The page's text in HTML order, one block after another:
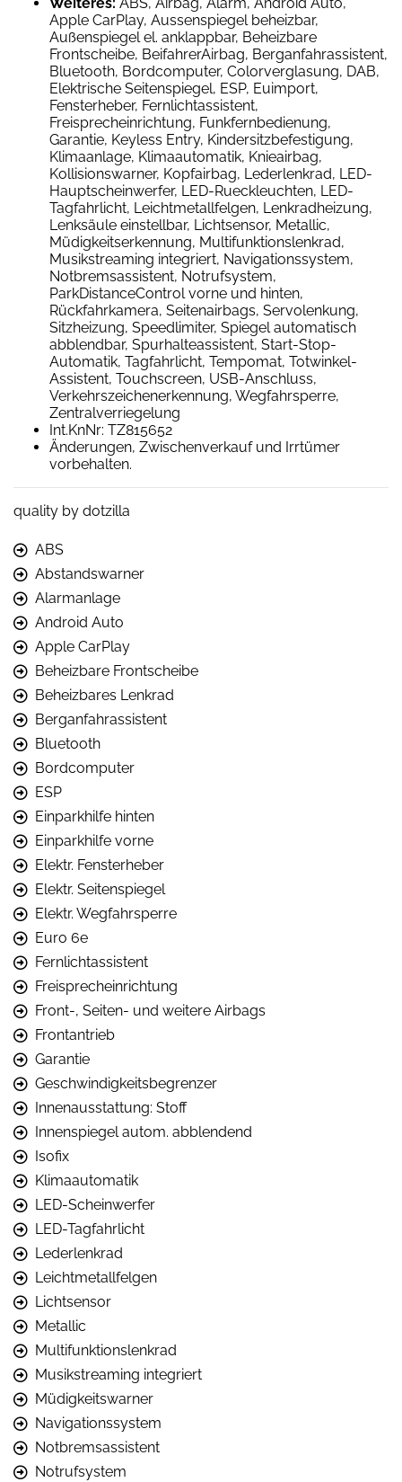
Apple CarPlay, Aussenspiegel beheizbar,
Außenspiegel el. anklappbar, Beheizbare
Frontscheibe, BeifahrerAirbag, Berganfahrassistent,
Bluetooth, Bordcomputer, Colorverglasung, DAB,
Elektrische Seitenspiegel, ESP, Euimport,
Fensterheber, Fernlichtassistent,
Freisprecheinrichtung, Funkfernbedienung,
Garantie, Keyless Entry, Kindersitzbefestigung,
Klimaanlage, Klimaautomatik, Knieairbag,
Kollisionswarner, Kopfairbag, Lederlenkrad, LED-
Hauptscheinwerfer, LED-Rueckleuchten, LED-
Tagfahrlicht, Leichtmetallfelgen, Lenkradheizung,
Lenksäule einstellbar, Lichtsensor, Metallic,
Müdigkeitserkennung, Multifunktionslenkrad,
Musikstreaming integriert, Navigationssystem,
Notbremsassistent, Notrufsystem,
ParkDistanceControl vorne und hinten,
Rückfahrkamera, Seitenairbags, Servolenkung,
Sitzheizung, Speedlimiter, Spiegel automatisch
abblendbar, Spurhalteassistent, Start-Stop-
Automatik, Tagfahrlicht, Tempomat, Totwinkel-
Assistent, Touchscreen, USB-Anschluss,
Verkehrszeichenerkennung, Wegfahrsperre,
Zentralverriegelung
Int.KnNr: TZ815652
Änderungen, Zwischenverkauf und Irrtümer
vorbehalten.
quality by dotzilla
ABS
Abstandswarner
Alarmanlage
Android Auto
Apple CarPlay
Beheizbare Frontscheibe
Beheizbares Lenkrad
Berganfahrassistent
Bluetooth
Bordcomputer
ESP
Einparkhilfe hinten
Einparkhilfe vorne
Elektr. Fensterheber
Elektr. Seitenspiegel
Elektr. Wegfahrsperre
Euro 6e
Fernlichtassistent
Freisprecheinrichtung
Front-, Seiten- und weitere Airbags
Frontantrieb
Garantie
Geschwindigkeitsbegrenzer
Innenausstattung: Stoff
Innenspiegel autom. abblendend
Isofix
Klimaautomatik
LED-Scheinwerfer
LED-Tagfahrlicht
Lederlenkrad
Leichtmetallfelgen
Lichtsensor
Metallic
Multifunktionslenkrad
Musikstreaming integriert
Müdigkeitswarner
Navigationssystem
Notbremsassistent
Notrufsystem